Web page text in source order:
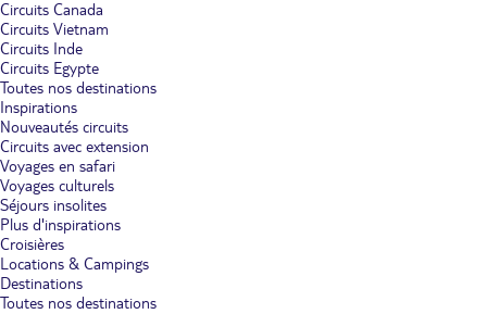
Circuits Canada
Circuits Vietnam
Circuits Inde
Circuits Egypte
Toutes nos destinations
Inspirations
Nouveautés circuits
Circuits avec extension
Voyages en safari
Voyages culturels
Séjours insolites
Plus d'inspirations
Croisières
Locations & Campings
Destinations
Toutes nos destinations